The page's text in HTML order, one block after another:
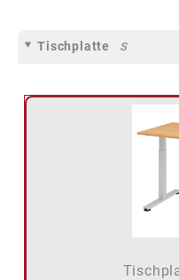
Tischplatte S